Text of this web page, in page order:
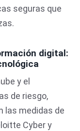
seguras que
digital:
y el
de riesgo,
las medidas de
Cyber y